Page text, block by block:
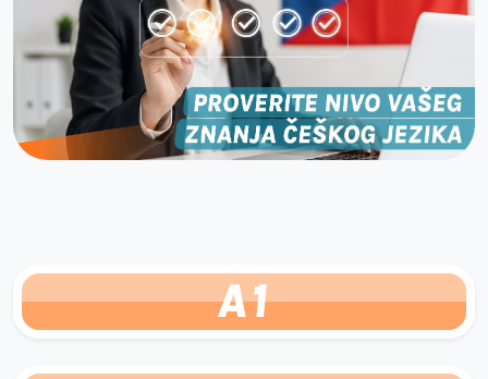
A1